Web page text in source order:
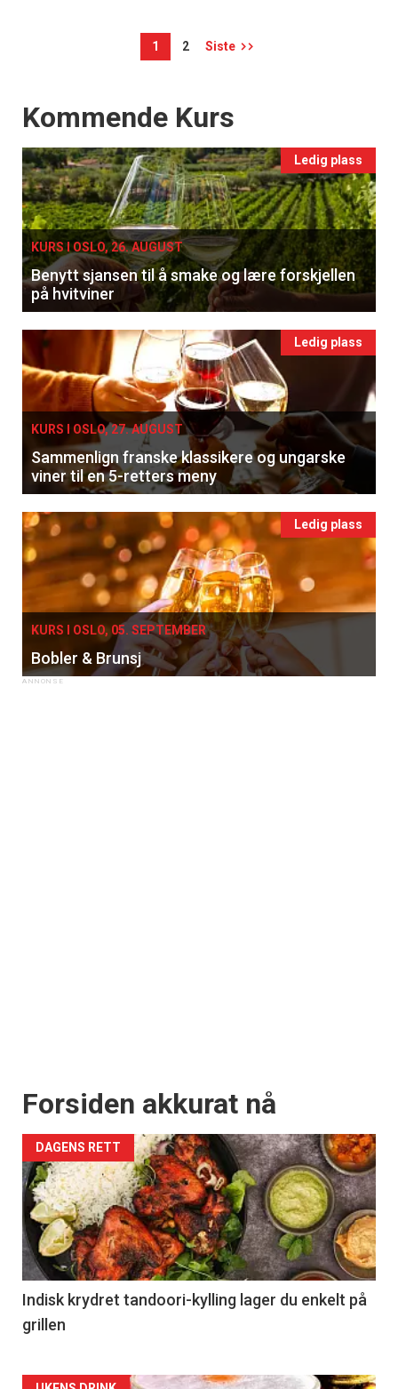
1 2 Siste
Events
Kommende Kurs
Ledig plass
KURS I OSLO, 26. AUGUST
Benytt sjansen til å smake og lære forskjellen
på hvitviner
Ledig plass
KURS I OSLO, 27. AUGUST
Sammenlign franske klassikere og ungarske
viner til en 5-retters meny
Ledig plass
KURS I OSLO, 05. SEPTEMBER
Bobler & Brunsj
Forsiden akkurat nå
DAGENS RETT
Indisk krydret tandoori-kylling lager du enkelt på
grillen